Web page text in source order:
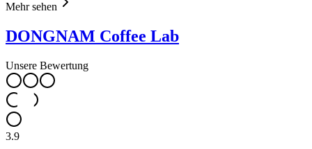
Mehr sehen
DONGNAM Coffee Lab
Unsere Bewertung
3.9